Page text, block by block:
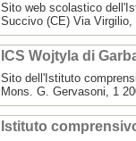
Sito web scolastico
Succivo (CE) Via
ICS Wojtyla di
Sito dell'Istituto
Mons. G. Gervasoni, 1
Istituto